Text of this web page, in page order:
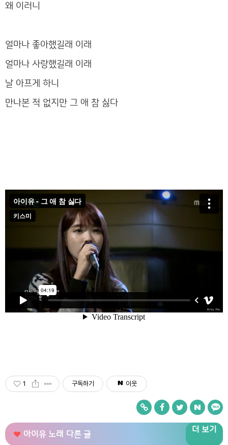
왜 이러니
얼마나 좋아했길래 이래
얼마나 사랑했길래 이래
날 아프게 하니
만나본 적 없지만 그 애 참 싫다
1 구독하기 이웃
아이유 노래 다른 글
더 보기